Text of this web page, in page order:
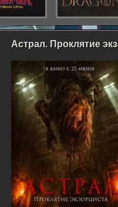
Астрал. Проклятие